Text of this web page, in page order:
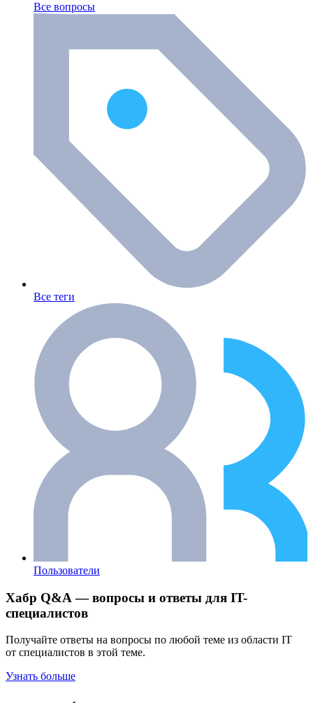
Все вопросы
Все теги
Пользователи
Хабр Q&A — вопросы и ответы для IT-
специалистов
Получайте ответы на вопросы по любой теме из области IT
от специалистов в этой теме.
Узнать больше